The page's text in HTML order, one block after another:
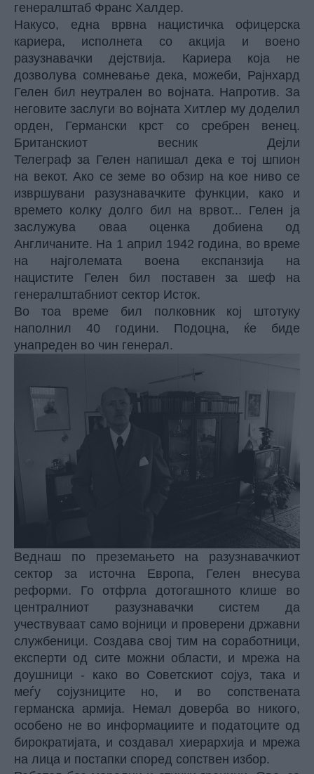
генералштаб Франс Халдер.
Накусо, една врвна нацистичка офицерска
кариера, исполнета со акција и воено
разузнавачки дејствија. Кариера која не
дозволува сомневање дека, можеби, Рајнхард
Гелен бил неутрален во војната. Напротив. За
неговите заслуги во војната Хитлер му доделил
орден, Германски крст со сребрен венец.
Британскиот весник Дејли
Телеграф за Гелен напишал дека е тој шпион
на векот. Ако се земе во обзир на кое ниво се
извршувани разузнавачките функции, како и
времето колку долго бил на врвот... Гелен ја
заслужува оваа оценка добиена од
Англичаните. На 1 април 1942 година, во време
на најголемата воена експанзија на
нацистите Гелен бил поставен за шеф на
генералштабниот сектор Исток.
Во тоа време бил полковник кој штотуку
наполнил 40 години. Подоцна, ќе биде
унапреден во чин генерал.
Веднаш по преземањето на разузнавачкиот
сектор за источна Европа, Гелен внесува
реформи. Го отфрла дотогашното клише во
централниот разузнавачки систем да
учествуваат само војници и проверени државни
службеници. Создава свој тим на соработници,
експерти од сите можни области, и мрежа на
доушници - како во Советскиот сојуз, така и
меѓу сојузниците но, и во сопствената
германска армија. Немал доверба во никого,
особено не во информациите и податоците од
бирократијата, и создавал хиерархија и мрежа
на лица и постапки според сопствен избор.